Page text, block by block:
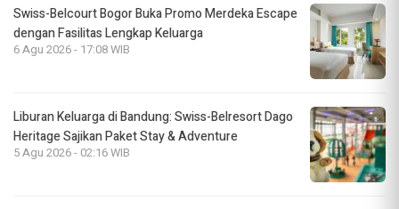
Swiss-Belcourt Bogor Buka Promo Merdeka Escape
dengan Fasilitas Lengkap Keluarga
6 Agu 2026 - 17:08 WIB
Liburan Keluarga di Bandung: Swiss-Belresort Dago
Heritage Sajikan Paket Stay & Adventure
5 Agu 2026 - 02:16 WIB